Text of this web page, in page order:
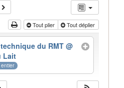
Tout plier Tout déplier
du RMT@
Lait